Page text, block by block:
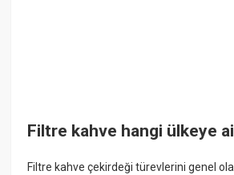
Filtre kahve hangi ülkeye
Filtre kahve çekirdeği türevlerini genel